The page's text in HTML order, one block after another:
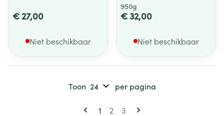
€ 27,00
Niet beschikbaar
950g
€ 32,00
Niet beschikbaar
Pagina's
U lees momenteel pagina
1 Pagina
2 Pagina
3
Toon per pagina